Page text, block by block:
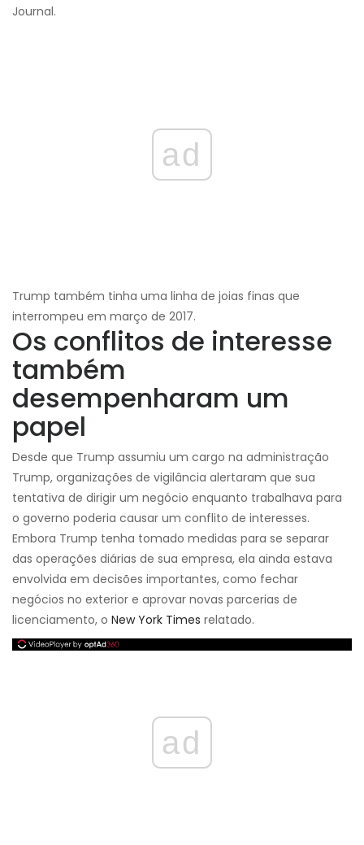
Journal.
ad
Trump também tinha uma linha de joias finas que
interrompeu em março de 2017.
Os conflitos de interesse
também
desempenharam um
papel
Desde que Trump assumiu um cargo na administração
Trump, organizações de vigilância alertaram que sua
tentativa de dirigir um negócio enquanto trabalhava para
o governo poderia causar um conflito de interesses.
Embora Trump tenha tomado medidas para se separar
das operações diárias de sua empresa, ela ainda estava
envolvida em decisões importantes, como fechar
negócios no exterior e aprovar novas parcerias de
licenciamento, o New York Times relatado.
ad